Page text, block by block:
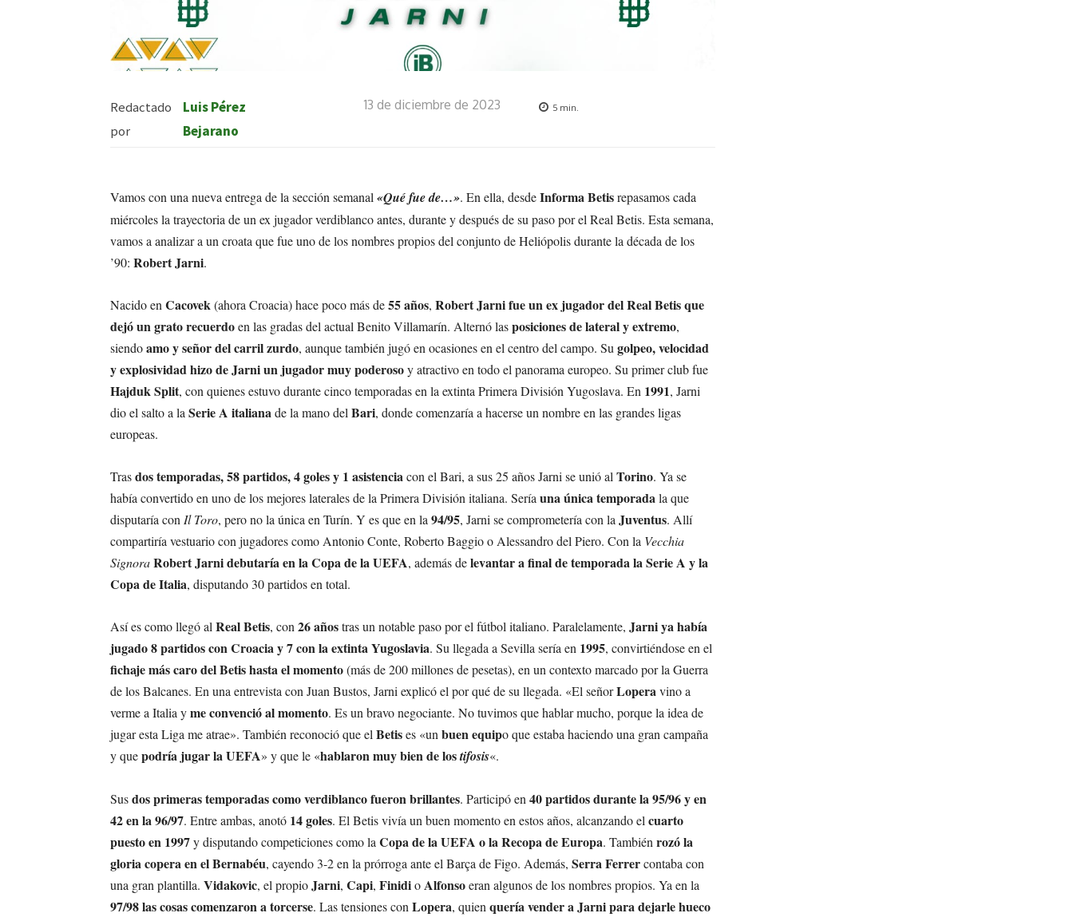
Redactado
por
Luis Pérez
Bejarano
13 de diciembre de 2023 5 min.
Vamos con una nueva entrega de la sección semanal«Qué fue de…». En ella, desdeInforma Betisrepasamos cada
miércoles la trayectoria de un ex jugador verdiblanco antes, durante y después de su paso por el Real Betis. Esta semana,
vamos a analizar a un croata que fue uno de los nombres propios del conjunto de Heliópolis durante la década de los
’90: Robert Jarni.
Nacido enCacovek(ahora Croacia) hace poco más de55 años, Robert Jarni fue un ex jugador del Real Betis que
dejó un grato recuerdoen las gradas del actual Benito Villamarín. Alternó lasposiciones de lateral y extremo,
siendoamo y señor del carril zurdo, aunque también jugó en ocasiones en el centro del campo. Sugolpeo, velocidad
y explosividad hizo de Jarni un jugador muy poderosoy atractivo en todo el panorama europeo. Su primer club fue
Hajduk Split, con quienes estuvo durante cinco temporadas en la extinta Primera División Yugoslava. En 1991, Jarni
dio el salto a laSerie A italianade la mano delBari, donde comenzaría a hacerse un nombre en las grandes ligas
europeas.
Trasdos temporadas, 58 partidos, 4 goles y 1 asistenciacon el Bari, a sus 25 años Jarni se unió alTorino. Ya se
había convertido en uno de los mejores laterales de la Primera División italiana. Seríauna única temporadala que
disputaría conIl Toro, pero no la única en Turín. Y es que en la94/95, Jarni se comprometería con laJuventus. Allí
compartiría vestuario con jugadores como Antonio Conte, Roberto Baggio o Alessandro del Piero. Con la Vecchia
SignoraRobert Jarni debutaría en la Copa de la UEFA, además delevantar a final de temporada la Serie A y la
Copa de Italia, disputando 30 partidos en total.
Así es como llegó alReal Betis, con26 añostras un notable paso por el fútbol italiano. Paralelamente, Jarni ya había
jugado 8 partidos con Croacia y 7 con la extinta Yugoslavia. Su llegada a Sevilla sería en 1995, convirtiéndose en el
fichaje más caro del Betis hasta el momento(más de 200 millones de pesetas), en un contexto marcado por la Guerra
de los Balcanes. En una entrevista con Juan Bustos, Jarni explicó el por qué de su llegada. «El señorLoperavino a
verme a Italia yme convenció al momento. Es un bravo negociante. No tuvimos que hablar mucho, porque la idea de
jugar esta Liga me atrae». También reconoció que elBetises «unbuen equipo que estaba haciendo una gran campaña
y quepodría jugar la UEFA» y que le «hablaron muy bien de lostifosis«.
Susdos primeras temporadas como verdiblanco fueron brillantes. Participó en40 partidos durante la 95/96 y en
42 en la 96/97. Entre ambas, anotó 14 goles. El Betis vivía un buen momento en estos años, alcanzando elcuarto
puesto en 1997y disputando competiciones como laCopa de la UEFA o la Recopa de Europa. Tambiénrozó la
gloria copera en el Bernabéu, cayendo 3-2 en la prórroga ante el Barça de Figo. Además, Serra Ferrercontaba con
una gran plantilla. Vidakovic, el propioJarni, Capi, FinidioAlfonsoeran algunos de los nombres propios. Ya en la
97/98 las cosas comenzaron a torcerse. Las tensiones conLopera, quienquería vender a Jarni para dejarle hueco